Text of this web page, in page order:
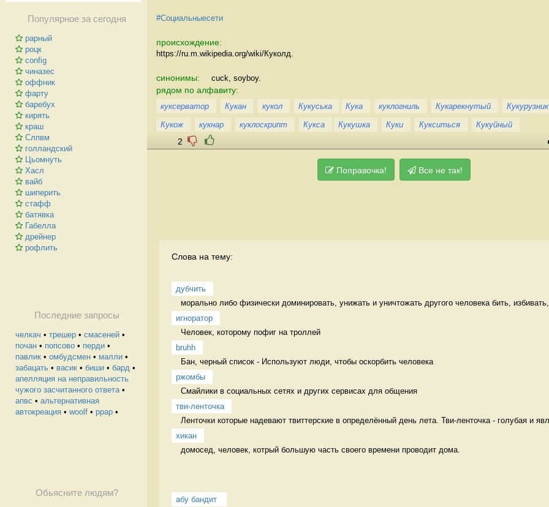
Популярное за сегодня
рарный
роцк
config
чиназес
оффник
фарту
баребух
кирять
краш
Слпвм
голландский
Цьомнуть
Хасл
вайб
шиперить
стафф
батявка
Габелла
дрейнер
рофлить
Последние запросы
челкач • трешер • смасеней •
почан • попсово • перди •
павлик • омбудсмен • малли •
забацать • васик • биши • бард •
апелляция на неправильность
чужого засчитанного ответа•
апвс • альтернативная
автокреация • woolf • ppap •
Обьясните людям?
#Социальныесети
происхождение:
https://ru.m.wikipedia.org/wiki/Куколд.
синонимы: cuck, soyboy.
рядом по алфавиту:
куксерватор Кукан кукол Кукуська Кука куклогниль Кукарекнутый
Кукурузник
Кукож
кукнар куклоскрипт Кукса Кукушка Куки Кукситься Кукуйный
2
Поправочка! Все не так!
Слова на тему:
дубчить
морально либо физически доминировать, унижать и уничтожать другого человека бить, избивать,
игноратор
Человек, которому пофиг на троллей
bruhh
Бан, черный список - Используют люди, чтобы оскорбить человека
ржомбы
Смайлики в социальных сетях и других сервисах для общения
тви-ленточка
Ленточки которые надевают твиттерские в определённый день лета. Тви-ленточка - голубая и
хикан
домосед, человек, котрый большую часть своего времени проводит дома.
абу бандит